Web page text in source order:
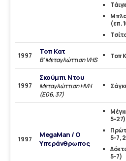
(επ.
1997 Τοπ Κατ
Β' Μεταγλώττιση VHS Τοπ
1997
Σκούμπι Ντου
Μεταγλώττιση HVH
(Ε06, 37)
1997
MegaMan / Ο
Υπεράνθρωπος
5-27)
5-7,
5-7)